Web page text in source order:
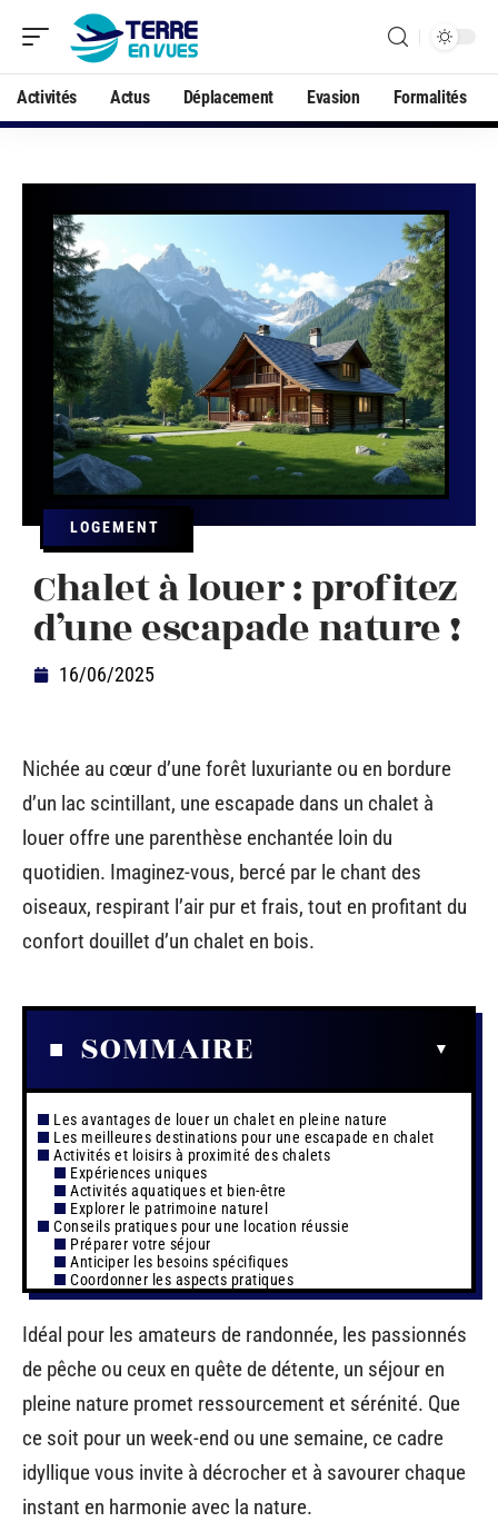
Activités Actus Déplacement Evasion Formalités
LOGEMENT
Chalet à louer : profitez
d’une escapade nature !
16/06/2025
Nichée au cœur d’une forêt luxuriante ou en bordure
d’un lac scintillant, une escapade dans un chalet à
louer offre une parenthèse enchantée loin du
quotidien. Imaginez-vous, bercé par le chant des
oiseaux, respirant l’air pur et frais, tout en profitant du
confort douillet d’un chalet en bois.
SOMMAIRE
Les avantages de louer un chalet en pleine nature
Les meilleures destinations pour une escapade en chalet
Activités et loisirs à proximité des chalets
Expériences uniques
Activités aquatiques et bien-être
Explorer le patrimoine naturel
Conseils pratiques pour une location réussie
Préparer votre séjour
Anticiper les besoins spécifiques
Coordonner les aspects pratiques
Idéal pour les amateurs de randonnée, les passionnés
de pêche ou ceux en quête de détente, un séjour en
pleine nature promet ressourcement et sérénité. Que
ce soit pour un week-end ou une semaine, ce cadre
idyllique vous invite à décrocher et à savourer chaque
instant en harmonie avec la nature.